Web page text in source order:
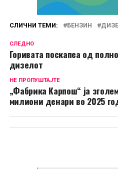
СЛИЧНИ ТЕМИ: БЕНЗИН
СЛЕДНО
Горивата поскапеа од
дизелот
НЕ ПРОПУШТАЈТЕ
„Фабрика Карпош“ ја
милиони денари во 2025